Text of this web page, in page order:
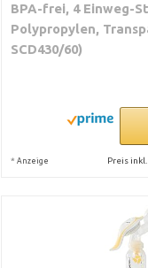
BPA-frei, 4 Einweg-
Polypropylen,
SCD430/60)
* Anzeige Preis